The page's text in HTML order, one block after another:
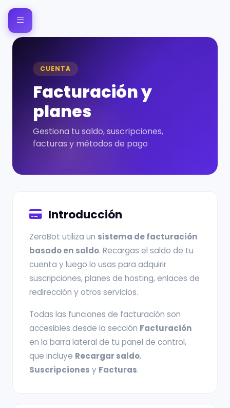
CUENTA
Facturación y
planes
Gestiona tu saldo, suscripciones,
facturas y métodos de pago
Introducción
ZeroBot utiliza un sistema de facturación
basado en saldo. Recargas el saldo de tu
cuenta y luego lo usas para adquirir
suscripciones, planes de hosting, enlaces de
redirección y otros servicios.
Todas las funciones de facturación son
accesibles desde la sección Facturación
en la barra lateral de tu panel de control,
que incluye Recargar saldo,
Suscripciones y Facturas.